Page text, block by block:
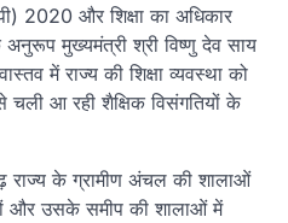
2020 और शिक्षा का अधिकार
मुख्यमंत्री श्री विष्णु देव साय
में राज्य की शिक्षा व्यवस्था को
आ रही शैक्षिक विसंगतियों के
राज्य के ग्रामीण अंचल की शालाओं
और उसके समीप की शालाओं में